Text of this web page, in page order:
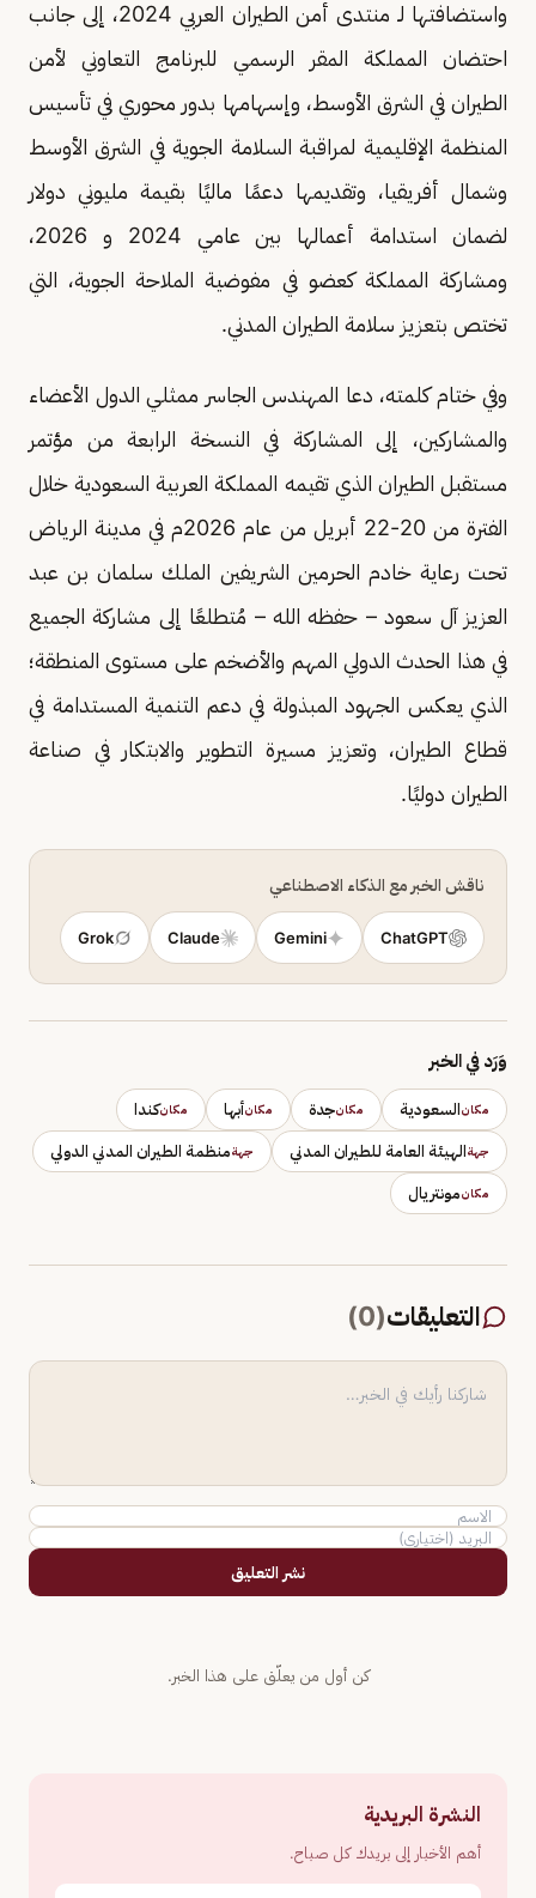
واستضافتها لـ منتدى أمن الطيران العربي 2024، إلى جانب
احتضان المملكة المقر الرسمي للبرنامج التعاوني لأمن
الطيران في الشرق الأوسط، وإسهامها بدور محوري في تأسيس
المنظمة الإقليمية لمراقبة السلامة الجوية في الشرق الأوسط
وشمال أفريقيا، وتقديمها دعمًا ماليًا بقيمة مليوني دولار
لضمان استدامة أعمالها بين عامي 2024 و 2026،
ومشاركة المملكة كعضو في مفوضية الملاحة الجوية، التي
تختص بتعزيز سلامة الطيران المدني.
وفي ختام كلمته، دعا المهندس الجاسر ممثلي الدول الأعضاء
والمشاركين، إلى المشاركة في النسخة الرابعة من مؤتمر
مستقبل الطيران الذي تقيمه المملكة العربية السعودية خلال
الفترة من 20-22 أبريل من عام 2026م في مدينة الرياض
تحت رعاية خادم الحرمين الشريفين الملك سلمان بن عبد
العزيز آل سعود – حفظه الله – مُتطلعًا إلى مشاركة الجميع
في هذا الحدث الدولي المهم والأضخم على مستوى المنطقة؛
الذي يعكس الجهود المبذولة في دعم التنمية المستدامة في
قطاع الطيران، وتعزيز مسيرة التطوير والابتكار في صناعة
الطيران دوليًا.
ناقش الخبر مع الذكاء الاصطناعي
ChatGPT
Gemini
Claude
Grok
وَرَد في الخبر
مكانالسعودية مكانجدة مكانأبها مكانكندا
جهةالهيئة العامة للطيران المدني جهةمنظمة الطيران المدني الدولي
مكانمونتريال
التعليقات(
0
)
نشر التعليق
كن أول من يعلّق على هذا الخبر.
النشرة البريدية
أهم الأخبار إلى بريدك كل صباح.